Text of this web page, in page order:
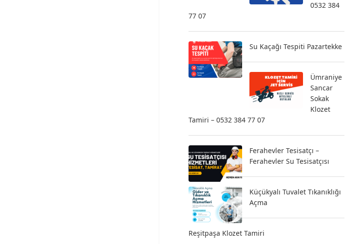
0532 384
77 07
Su Kaçağı Tespiti Pazartekke
Ümraniye
Sancar
Sokak
Klozet
Tamiri – 0532 384 77 07
Ferahevler Tesisatçı –
Ferahevler Su Tesisatçısı
Küçükyalı Tuvalet Tıkanıklığı
Açma
Reşitpaşa Klozet Tamiri